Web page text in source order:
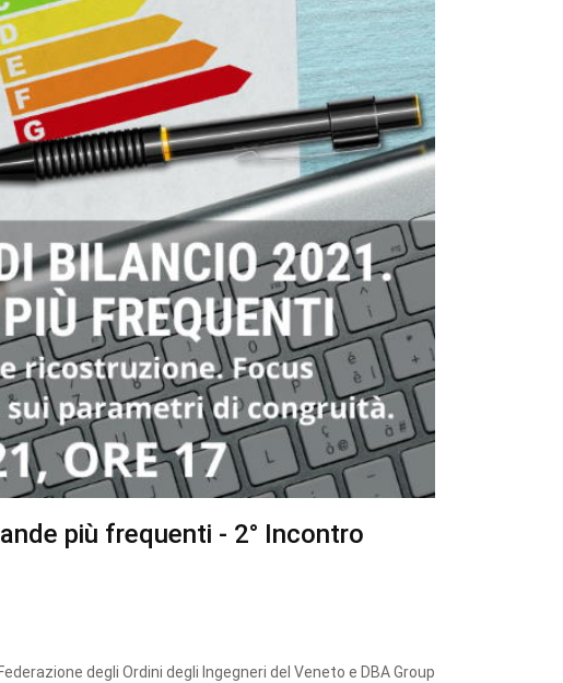
più frequenti - 2° Incontro
degli Ordini degli Ingegneri del Veneto e DBA Group